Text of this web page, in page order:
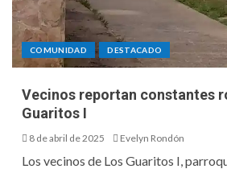
COMUNIDAD DESTACADO
Vecinos reportan constantes
Guaritos I
8 de abril de 2025 Evelyn Rondón
Los vecinos de Los Guaritos I,